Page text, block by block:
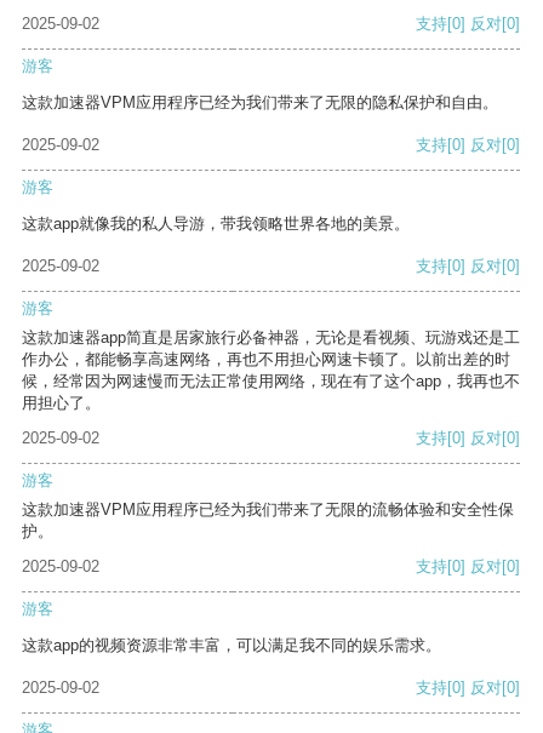
2025-09-02
支持[0] 反对[0]
游客
这款加速器VPM应用程序已经为我们带来了无限的隐私保护和自由。
2025-09-02 支持[0] 反对[0]
游客
这款app就像我的私人导游，带我领略世界各地的美景。
2025-09-02 支持[0] 反对[0]
游客
这款加速器app简直是居家旅行必备神器，无论是看视频、玩游戏还是工
作办公，都能畅享高速网络，再也不用担心网速卡顿了。以前出差的时
候，经常因为网速慢而无法正常使用网络，现在有了这个app，我再也不
用担心了。
2025-09-02
支持[0] 反对[0]
游客
这款加速器VPM应用程序已经为我们带来了无限的流畅体验和安全性保
护。
2025-09-02
支持[0] 反对[0]
游客
这款app的视频资源非常丰富，可以满足我不同的娱乐需求。
2025-09-02 支持[0] 反对[0]